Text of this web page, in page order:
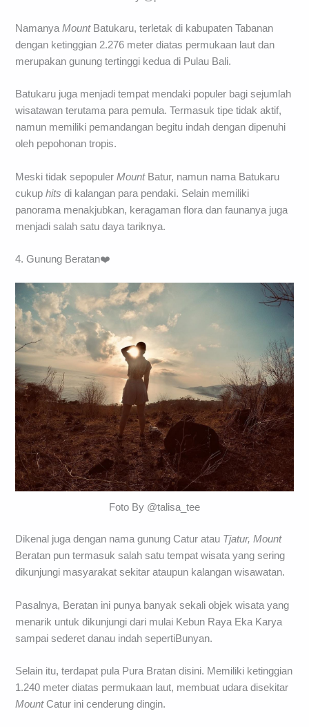
NamanyaMountBatukaru, terletak di kabupaten Tabanan
dengan ketinggian 2.276 meter diatas permukaan laut dan
merupakan gunung tertinggi kedua di Pulau Bali.
Batukaru juga menjadi tempat mendaki populer bagi sejumlah
wisatawan terutama para pemula. Termasuk tipe tidak aktif,
namun memiliki pemandangan begitu indah dengan dipenuhi
oleh pepohonan tropis.
Meski tidak sepopulerMountBatur, namun nama Batukaru
cukuphits di kalangan para pendaki. Selain memiliki
panorama menakjubkan, keragaman flora dan faunanya juga
menjadi salah satu daya tariknya.
4. Gunung Beratan❤️
Foto By @talisa_tee
Dikenal juga dengan nama gunung Catur atau Tjatur, Mount
Beratan pun termasuk salah satu tempat wisata yang sering
dikunjungi masyarakat sekitar ataupun kalangan wisawatan.
Pasalnya, Beratan ini punya banyak sekali objek wisata yang
menarik untuk dikunjungi dari mulai Kebun Raya Eka Karya
sampai sederet danau indah sepertiBunyan.
Selain itu, terdapat pula Pura Bratan disini. Memiliki ketinggian
1.240 meter diatas permukaan laut, membuat udara disekitar
MountCatur ini cenderung dingin.